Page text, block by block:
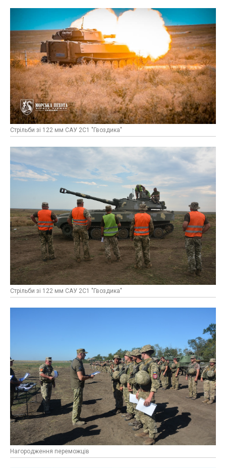
Стрільби зі 122 мм САУ 2С1 "Гвоздика"
Стрільби зі 122 мм САУ 2С1 "Гвоздика"
Нагородження переможців